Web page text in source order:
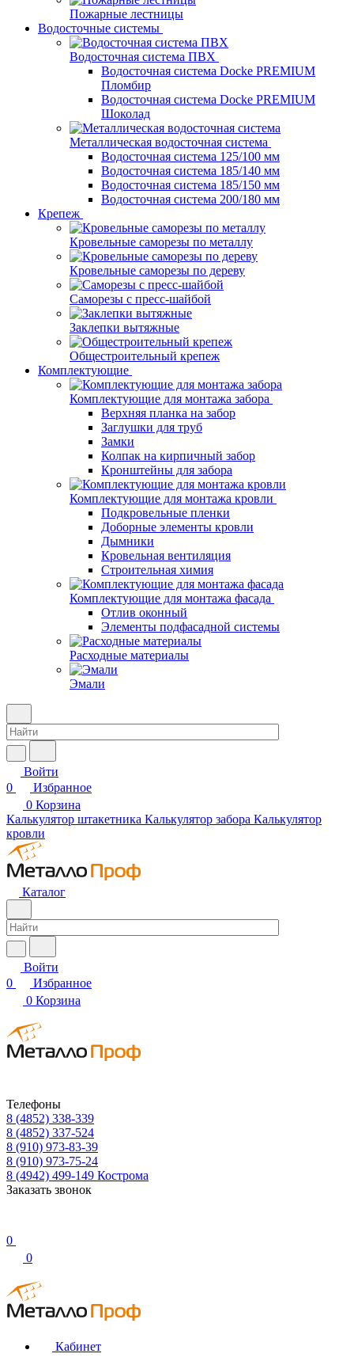
Пожарные лестницы
Водосточные системы
Водосточная система ПВХ
Водосточная система Docke PREMIUM
Пломбир
Водосточная система Docke PREMIUM
Шоколад
Металлическая водосточная система
Водосточная система 125/100 мм
Водосточная система 185/140 мм
Водосточная система 185/150 мм
Водосточная система 200/180 мм
Крепеж
Кровельные саморезы по металлу
Кровельные саморезы по дереву
Саморезы с пресс-шайбой
Заклепки вытяжные
Общестроительный крепеж
Комплектующие
Комплектующие для монтажа забора
Верхняя планка на забор
Заглушки для труб
Замки
Колпак на кирпичный забор
Кронштейны для забора
Комплектующие для монтажа кровли
Подкровельные пленки
Доборные элементы кровли
Дымники
Кровельная вентиляция
Строительная химия
Комплектующие для монтажа фасада
Отлив оконный
Элементы подфасадной системы
Расходные материалы
Эмали
Войти
0
Избранное
0 Корзина
Калькулятор штакетника Калькулятор забора Калькулятор
кровли
Каталог
Войти
0
Избранное
0 Корзина
Телефоны
8 (4852) 338-339
8 (4852) 337-524
8 (910) 973-83-39
8 (910) 973-75-24
8 (4942) 499-149 Кострома
Заказать звонок
0
0
Кабинет